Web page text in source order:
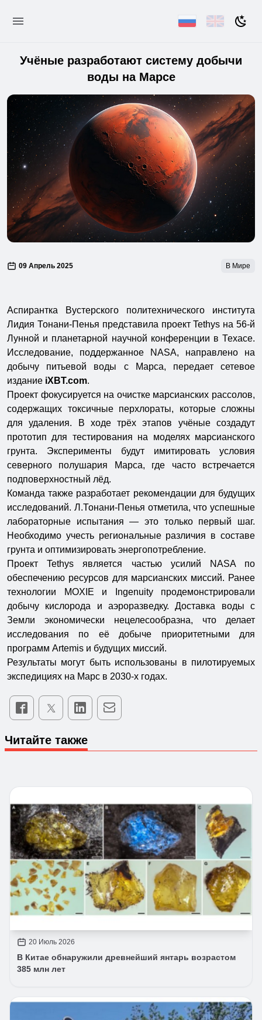
Учёные разработают систему добычи
воды на Марсе
09 Апрель 2025 В Мире
Аспирантка Вустерского политехнического института
Лидия Тонани-Пенья представила проект Tethys на 56-й
Лунной и планетарной научной конференции в Техасе.
Исследование, поддержанное NASA, направлено на
добычу питьевой воды с Марса, передает сетевое
издание iXBT.com.
Проект фокусируется на очистке марсианских рассолов,
содержащих токсичные перхлораты, которые сложны
для удаления. В ходе трёх этапов учёные создадут
прототип для тестирования на моделях марсианского
грунта. Эксперименты будут имитировать условия
северного полушария Марса, где часто встречается
подповерхностный лёд.
Команда также разработает рекомендации для будущих
исследований. Л.Тонани-Пенья отметила, что успешные
лабораторные испытания — это только первый шаг.
Необходимо учесть региональные различия в составе
грунта и оптимизировать энергопотребление.
Проект Tethys является частью усилий NASA по
обеспечению ресурсов для марсианских миссий. Ранее
технологии MOXIE и Ingenuity продемонстрировали
добычу кислорода и аэроразведку. Доставка воды с
Земли экономически нецелесообразна, что делает
исследования по её добыче приоритетными для
программ Artemis и будущих миссий.
Результаты могут быть использованы в пилотируемых
экспедициях на Марс в 2030-х годах.
Читайте также
20 Июль 2026
В Китае обнаружили древнейший янтарь возрастом
385 млн лет